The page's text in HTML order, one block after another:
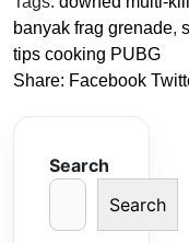
banyak frag grenade,
tips cooking PUBG
Share: Facebook
Search
Search